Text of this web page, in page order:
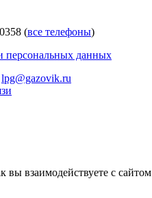
(все телефоны)
персональных данных
lpg@gazovik.ru
взаимодействуете с сайтом